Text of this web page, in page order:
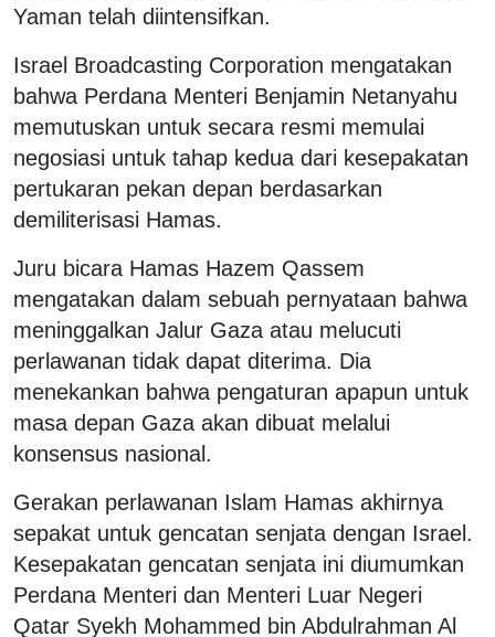
Yaman telah diintensifkan.
Israel Broadcasting Corporation mengatakan
bahwa Perdana Menteri Benjamin Netanyahu
memutuskan untuk secara resmi memulai
negosiasi untuk tahap kedua dari kesepakatan
pertukaran pekan depan berdasarkan
demiliterisasi Hamas.
Juru bicara Hamas Hazem Qassem
mengatakan dalam sebuah pernyataan bahwa
meninggalkan Jalur Gaza atau melucuti
perlawanan tidak dapat diterima. Dia
menekankan bahwa pengaturan apapun untuk
masa depan Gaza akan dibuat melalui
konsensus nasional.
Gerakan perlawanan Islam Hamas akhirnya
sepakat untuk gencatan senjata dengan Israel.
Kesepakatan gencatan senjata ini diumumkan
Perdana Menteri dan Menteri Luar Negeri
Qatar Syekh Mohammed bin Abdulrahman Al